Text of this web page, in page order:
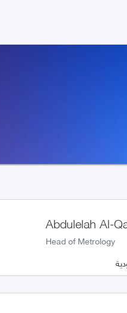
Abdulelah Al-
Head of Metrology